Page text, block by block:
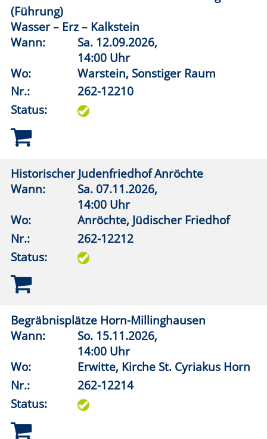
STONEHENGE. Uralte Geheimnisse, neue
Entdeckungen
Wann:
Mi.30.09.2026,
19:30 Uhr
vhs online
Nr.:
262-12321
Status:
Versunkene Welten: Ruinenstädte in der
Wann:
So. 25.10.2026,
19:30 Uhr
Wo:
vhs online
262-12323
Status:
Gottes Zeit: Jüdische, christliche und pagane
Zeitvorstellungen und Zeiterfahrungen in der
Wann:
Fr.04.12.2026,
19:30 Uhr
Wo:
vhs online
262-12325
Status:
Franz Kafka und Prag